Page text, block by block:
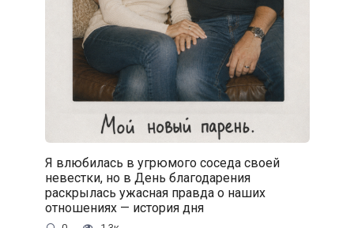
Я влюбилась в угрюмого соседа своей
невестки, но в День благодарения
раскрылась ужасная правда о наших
отношениях — история дня